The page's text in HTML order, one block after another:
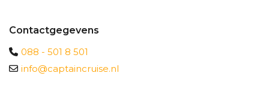
Contactgegevens
088 - 501 8 501
info@captaincruise.nl